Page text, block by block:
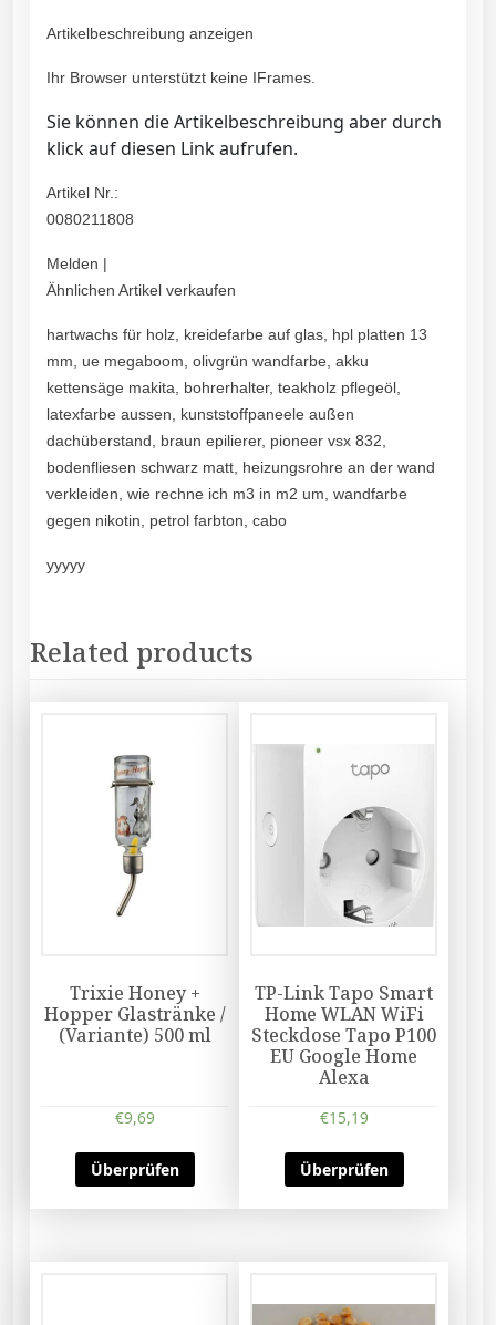
Artikelbeschreibung anzeigen
Ihr Browser unterstützt keine IFrames.
Sie können die Artikelbeschreibung aber durch
klick auf diesen Link aufrufen.
Artikel Nr.:
0080211808
Melden |
Ähnlichen Artikel verkaufen
hartwachs für holz, kreidefarbe auf glas, hpl platten 13
mm, ue megaboom, olivgrün wandfarbe, akku
kettensäge makita, bohrerhalter, teakholz pflegeöl,
latexfarbe aussen, kunststoffpaneele außen
dachüberstand, braun epilierer, pioneer vsx 832,
bodenfliesen schwarz matt, heizungsrohre an der wand
verkleiden, wie rechne ich m3 in m2 um, wandfarbe
gegen nikotin, petrol farbton, cabo
yyyyy
Related products
Trixie Honey +
Hopper Glastränke /
(Variante) 500 ml
€9,69
Überprüfen
TP-Link Tapo Smart
Home WLAN WiFi
Steckdose Tapo P100
EU Google Home
Alexa
€15,19
Überprüfen